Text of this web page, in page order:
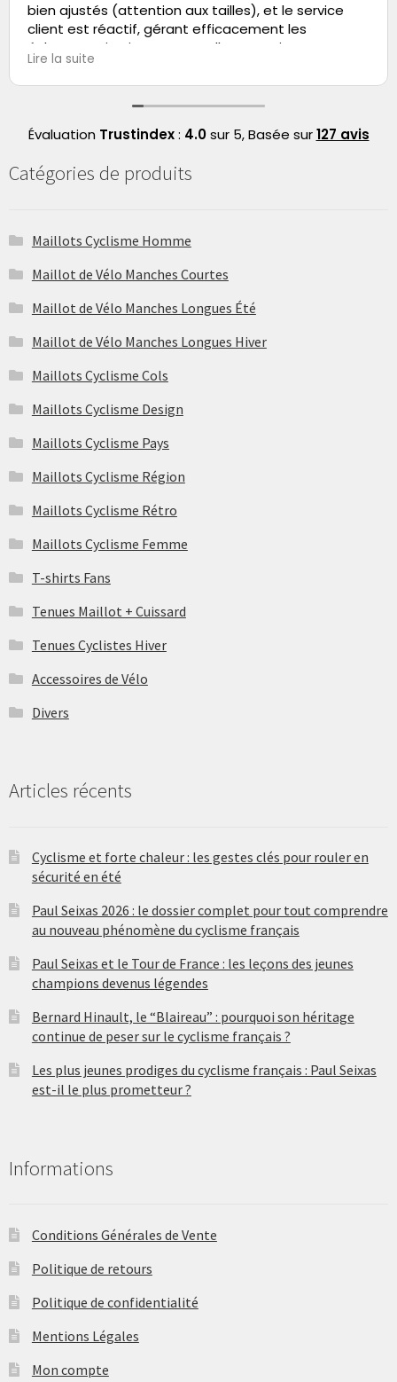
bien ajustés (attention aux tailles), et le service
client est réactif, gérant efficacement les
échanges. Livraison ponctuelle et service
globalement professionnel.
Lire la suite
Évaluation Trustindex: 4.0sur 5, Basée sur127 avis
Catégories de produits
Maillots Cyclisme Homme
Maillot de Vélo Manches Courtes
Maillot de Vélo Manches Longues Été
Maillot de Vélo Manches Longues Hiver
Maillots Cyclisme Cols
Maillots Cyclisme Design
Maillots Cyclisme Pays
Maillots Cyclisme Région
Maillots Cyclisme Rétro
Maillots Cyclisme Femme
T-shirts Fans
Tenues Maillot + Cuissard
Tenues Cyclistes Hiver
Accessoires de Vélo
Divers
Articles récents
Cyclisme et forte chaleur : les gestes clés pour rouler en
sécurité en été
Paul Seixas 2026 : le dossier complet pour tout comprendre
au nouveau phénomène du cyclisme français
Paul Seixas et le Tour de France : les leçons des jeunes
champions devenus légendes
Bernard Hinault, le “Blaireau” : pourquoi son héritage
continue de peser sur le cyclisme français ?
Les plus jeunes prodiges du cyclisme français : Paul Seixas
est-il le plus prometteur ?
Informations
Conditions Générales de Vente
Politique de retours
Politique de confidentialité
Mentions Légales
Mon compte